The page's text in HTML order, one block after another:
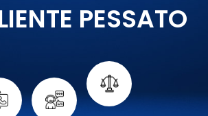
PESSATO